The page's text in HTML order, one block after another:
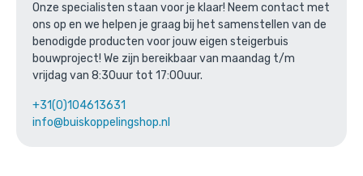
Onze specialisten staan voor je klaar! Neem contact met
ons op en we helpen je graag bij het samenstellen van de
benodigde producten voor jouw eigen steigerbuis
bouwproject! We zijn bereikbaar van maandag t/m
vrijdag van 8:30uur tot 17:00uur.
+31(0)104613631
info@buiskoppelingshop.nl
Bovenstaande product wordt vaak
gecombineerd met: